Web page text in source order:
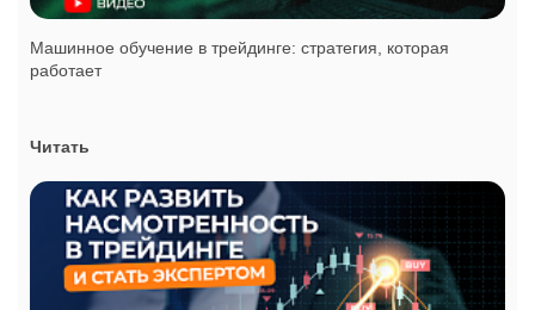
Машинное обучение в трейдинге: стратегия, которая
работает
Читать